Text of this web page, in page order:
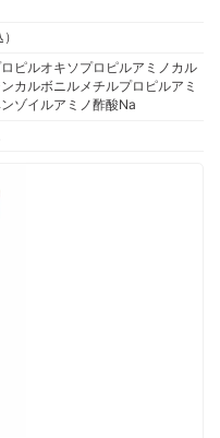
ピルオキソプロピルアミノカル
カルボニルメチルプロピルアミ
ゾイルアミノ酢酸Na